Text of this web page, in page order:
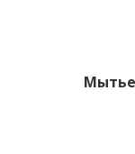
Мытье